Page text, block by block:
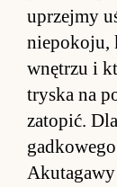
uprzejmy
nie­po­ko­ju,
wnętrzu i
tryska na
za­to­pić.